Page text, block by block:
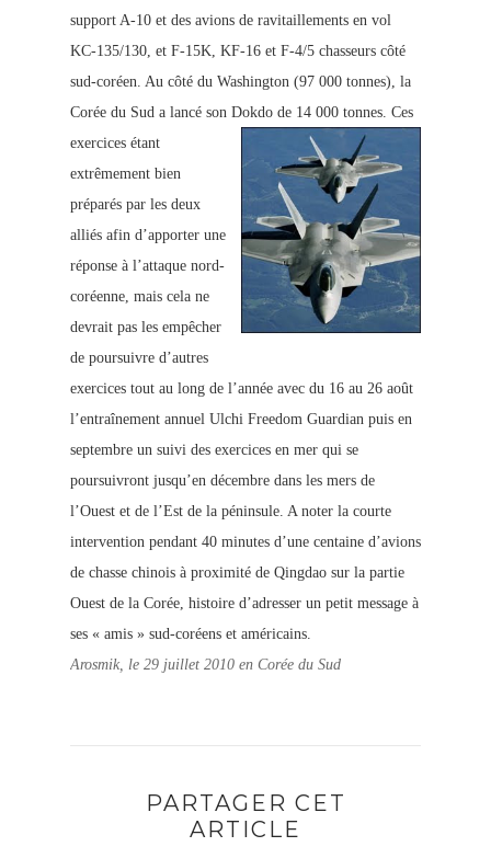
support A-10 et des avions de ravitaillements en vol
KC-135/130, et F-15K, KF-16 et F-4/5 chasseurs côté
sud-coréen. Au côté du Washington (97 000 tonnes), la
Corée du Sud a lancé son Dokdo de 14 000 tonnes. Ces
exercices étant
extrêmement bien
préparés par les deux
alliés afin d’apporter une
réponse à l’attaque nord-
coréenne, mais cela ne
devrait pas les empêcher
de poursuivre d’autres
exercices tout au long de l’année avec du 16 au 26 août
l’entraînement annuel Ulchi Freedom Guardian puis en
septembre un suivi des exercices en mer qui se
poursuivront jusqu’en décembre dans les mers de
l’Ouest et de l’Est de la péninsule. A noter la courte
intervention pendant 40 minutes d’une centaine d’avions
de chasse chinois à proximité de Qingdao sur la partie
Ouest de la Corée, histoire d’adresser un petit message à
ses « amis » sud-coréens et américains.
Arosmik, le 29 juillet 2010 en Corée du Sud
PARTAGER CET
ARTICLE